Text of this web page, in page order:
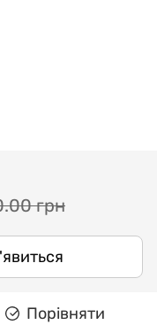
грн
Порівняти